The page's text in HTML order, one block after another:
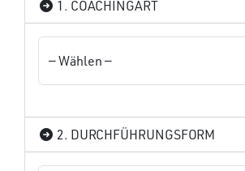
1. COACHINGART
2. DURCHFÜHRUNGSFORM